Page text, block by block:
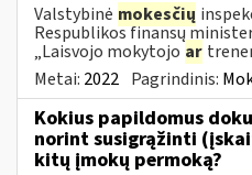
Valstybinė mokesčių
Respublikos finansų
„Laisvojo mokytojo ar
Metai: 2022 Pagrindinis:
Kokius papildomus
norint susigrąžinti
kitų įmokų permoką?